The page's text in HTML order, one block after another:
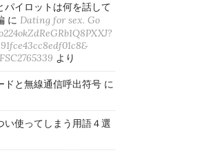
パイロットは何を話して
に Dating for sex. Go
より
ドと無線通信呼出符号 に
い使ってしまう用語４選